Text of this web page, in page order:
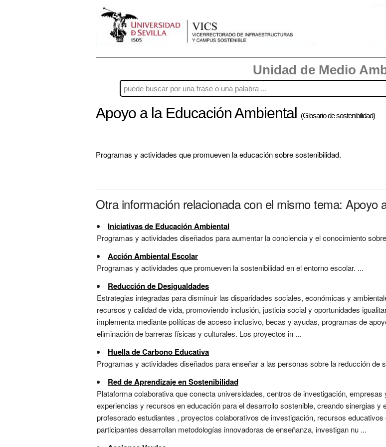
Unidad de Medio
Apoyo a la Educación Ambiental (Glosario de sostenibilidad)
Programas y actividades que promueven la educación sobre sostenibilidad.
Otra información relacionada con el mismo tema: Apoyo
Iniciativas de Educación Ambiental
Programas y actividades diseñados para aumentar la conciencia y el conocimiento
Acción Ambiental Escolar
Programas y actividades que promueven la sostenibilidad en el entorno escolar. ...
Reducción de Desigualdades
Estrategias integradas para disminuir las disparidades sociales, económicas y
recursos y calidad de vida, promoviendo inclusión, justicia social y oportunidades
implementa mediante políticas de acceso inclusivo, becas y ayudas, programas de
eliminación de barreras físicas y culturales. Los proyectos in ...
Huella de Carbono Educativa
Programas y actividades diseñados para enseñar a las personas sobre la reducción de
Red de Aprendizaje en Sostenibilidad
Plataforma colaborativa que conecta universidades, centros de investigación,
experiencias y recursos en educación para el desarrollo sostenible, creando sinergias
profesorado estudiantes , proyectos colaborativos de investigación, recursos
participantes desarrollan metodologías innovadoras de enseñanza, investigan nu ...